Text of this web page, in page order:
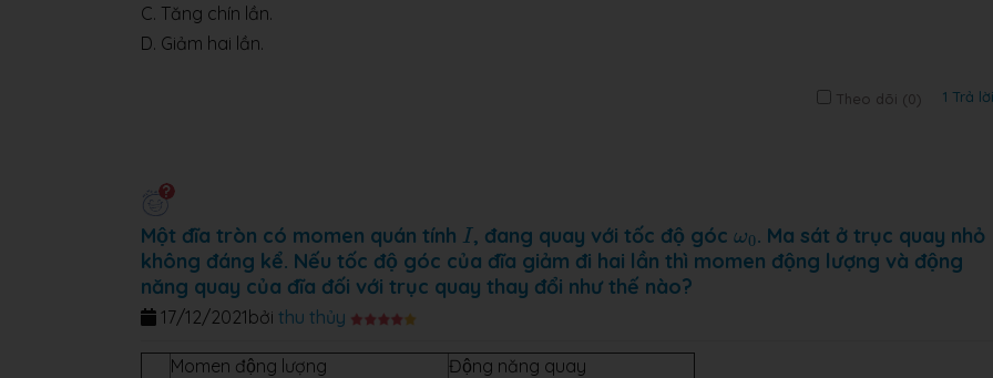
C. Tăng chín lần.
D. Giảm hai lần.
Theo dõi (0) 1 Trả lời
Một đĩa tròn có momen quán tính I
I , đang quay với tốc độ gócω0
ω0. Ma sát ở trục quay nhỏ
không đáng kể. Nếu tốc độ góc của đĩa giảm đi hai lần thì momen động lượng và động
năng quay của đĩa đối với trục quay thay đổi như thế nào?
bởi thu thủy
17/12/2021
Momen động lượng
Động năng quay